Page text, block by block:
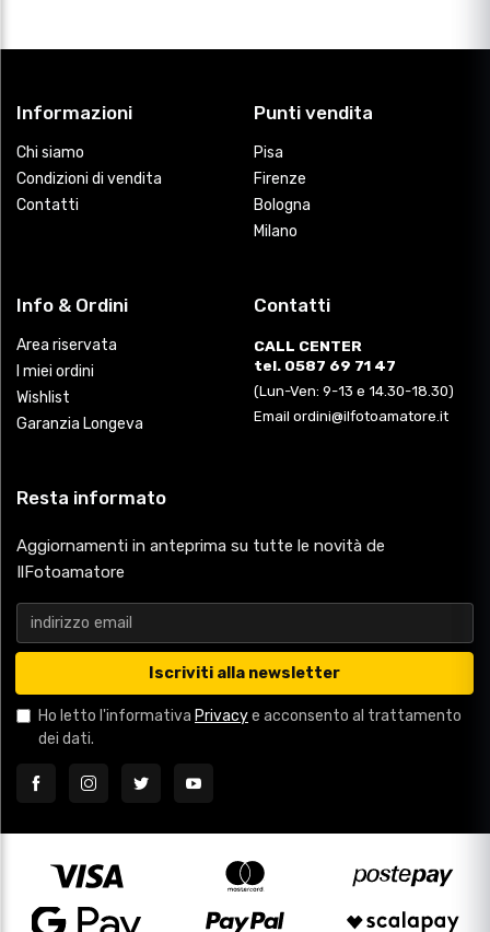
Informazioni
Chi siamo
Condizioni di vendita
Contatti
Punti vendita
Pisa
Firenze
Bologna
Milano
Info & Ordini
Area riservata
I miei ordini
Wishlist
Garanzia Longeva
Contatti
CALL CENTER
tel. 0587 69 71 47
(Lun-Ven: 9-13 e 14.30-18.30)
Email ordini@ilfotoamatore.it
Resta informato
Aggiornamenti in anteprima su tutte le novità de
IlFotoamatore
Iscriviti alla newsletter
Ho letto l'informativa Privacye acconsento al trattamento
dei dati.